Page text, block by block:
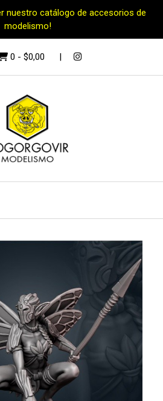
nuestro catálogo de accesorios de
modelismo!
0 - $0,00